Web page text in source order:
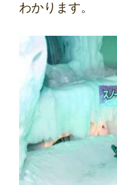
わかります。